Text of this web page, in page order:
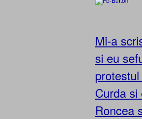
Mi-a
si eu
Curda
Roncea